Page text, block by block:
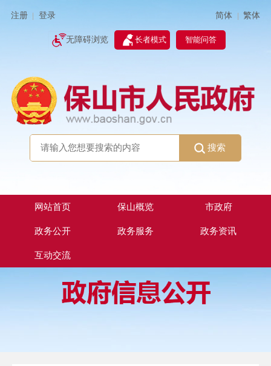
注册 登录 简体 | 繁体
无障碍浏览 长者模式 智能问答
搜索
网站首页 保山概览 市政府
政务公开 政务服务 政务资讯
互动交流